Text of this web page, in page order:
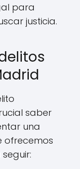
para
justicia.
saber
una
ofrecemos